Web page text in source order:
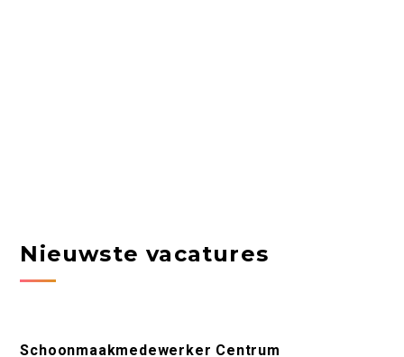
Nieuwste vacatures
Schoonmaakmedewerker Centrum